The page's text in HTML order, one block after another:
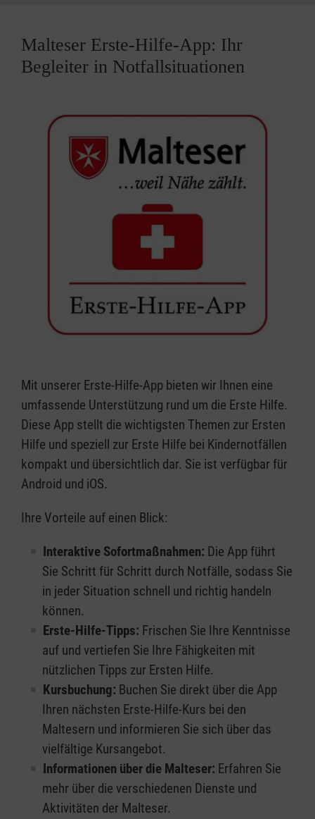
Malteser Erste-Hilfe-App: Ihr
Begleiter in Notfallsituationen
Mit unserer Erste-Hilfe-App bieten wir Ihnen eine
umfassende Unterstützung rund um die Erste Hilfe.
Diese App stellt die wichtigsten Themen zur Ersten
Hilfe und speziell zur Erste Hilfe bei Kindernotfällen
kompakt und übersichtlich dar. Sie ist verfügbar für
Android und iOS.
Ihre Vorteile auf einen Blick:
Interaktive Sofortmaßnahmen: Die App führt
Sie Schritt für Schritt durch Notfälle, sodass Sie
in jeder Situation schnell und richtig handeln
können.
Erste-Hilfe-Tipps: Frischen Sie Ihre Kenntnisse
auf und vertiefen Sie Ihre Fähigkeiten mit
nützlichen Tipps zur Ersten Hilfe.
Kursbuchung: Buchen Sie direkt über die App
Ihren nächsten Erste-Hilfe-Kurs bei den
Maltesern und informieren Sie sich über das
vielfältige Kursangebot.
Informationen über die Malteser: Erfahren Sie
mehr über die verschiedenen Dienste und
Aktivitäten der Malteser.